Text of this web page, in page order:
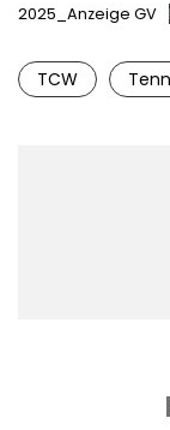
2025_Anzeige GV
TCW